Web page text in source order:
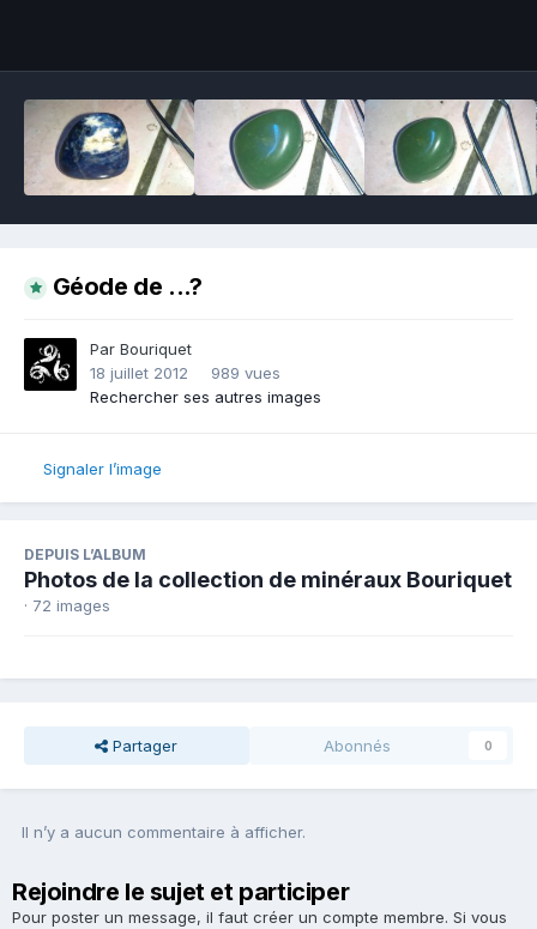
Géode de ...?
Par Bouriquet
18 juillet 2012
989 vues
Rechercher ses autres images
Signaler l’image
DEPUIS L’ALBUM
Photos de la collection de minéraux Bouriquet
· 72 images
Partager Abonnés 0
Il n’y a aucun commentaire à afficher.
Rejoindre le sujet et participer
Pour poster un message, il faut créer un compte membre. Si vous